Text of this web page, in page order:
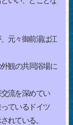
元々御前湯は江
観の共同浴場に
流を深めてい
っているドイツ
れている。